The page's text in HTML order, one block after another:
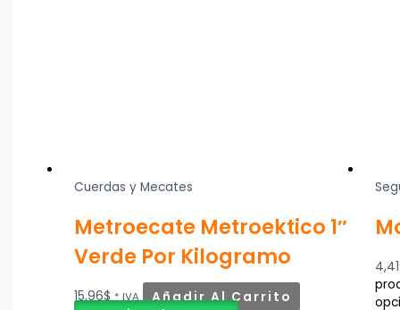
Cuerdas y Mecates
Metroecate Metroektico 1″
Verde Por Kilogramo
15,96$ * IVA
Añadir Al Carrito
4,41